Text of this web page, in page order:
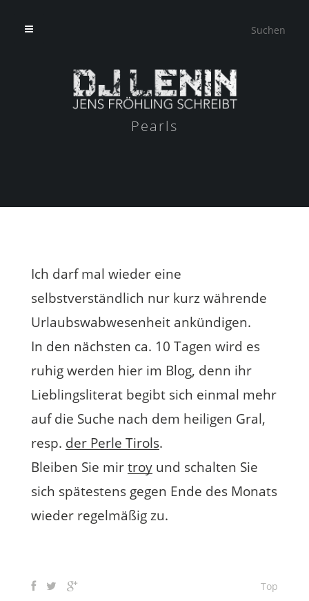
Pearls
Ich darf mal wieder eine
selbstverständlich nur kurz währende
Urlaubswabwesenheit ankündigen.
In den nächsten ca. 10 Tagen wird es
ruhig werden hier im Blog, denn ihr
Lieblingsliterat begibt sich einmal mehr
auf die Suche nach dem heiligen Gral,
resp. der Perle Tirols.
Bleiben Sie mirtroyund schalten Sie
sich spätestens gegen Ende des Monats
wieder regelmäßig zu.
Top